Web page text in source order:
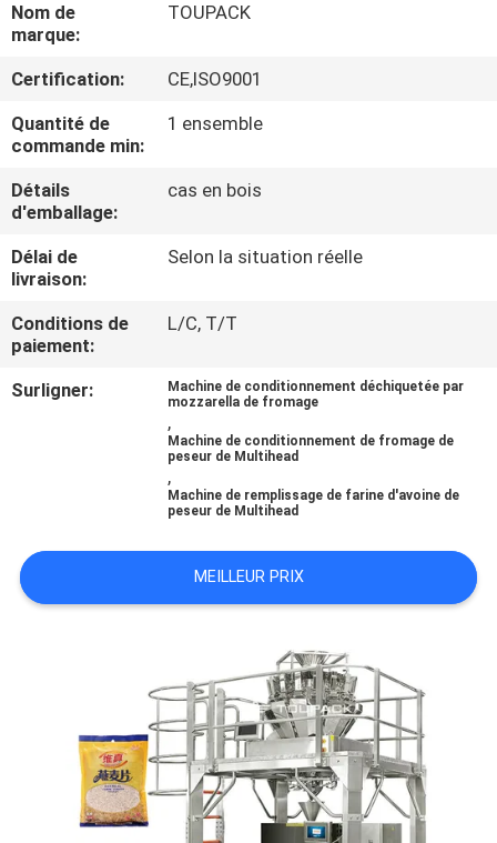
VISITE
D'USINE
CONTRÔLE
DE
QUALITÉ
CONTACTEZ-
NOUS
NOUVELLES
DEMANDEZ
UN DEVIS
POLITIQUE
CONFIDENTIALITÉ
Nom de
marque:
TOUPACK
Certification:
CE,ISO9001
Quantité de
commande min:
1 ensemble
Détails
d'emballage:
cas en bois
Délai de
livraison:
Selon la situation réelle
Conditions de
paiement:
L/C, T/T
Surligner:
Machine de conditionnement déchiquetée par
mozzarella de fromage
,
Machine de conditionnement de fromage de
peseur de Multihead
,
Machine de remplissage de farine d'avoine de
peseur de Multihead
MEILLEUR PRIX